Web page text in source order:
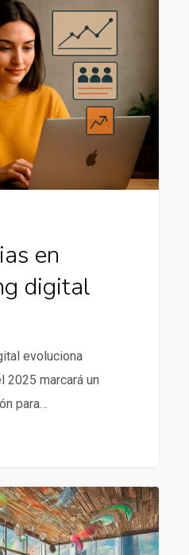
en
digital
evoluciona
2025 marcará un
para…
435
434